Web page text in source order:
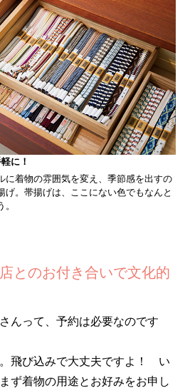
に！
に着物の雰囲気を変え、季節感を出すの
げ。帯揚げは、ここにない色でもなんと
とのお付き合いで文化的
んって、予約は必要なのです
飛び込みで大丈夫ですよ！ い
ず着物の用途とお好みをお申し